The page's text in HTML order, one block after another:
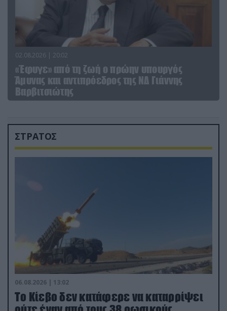
02.08.2026 | 20:02
«Έφυγε» από τη ζωή ο πρώην υπουργός
Άμυνας και αντιπρόεδρος της ΝΔ Γιάννης
Βαρβιτσιώτης
ΣΤΡΑΤΟΣ
06.08.2026 | 13:02
Το Κίεβο δεν κατάφερε να καταρρίψει